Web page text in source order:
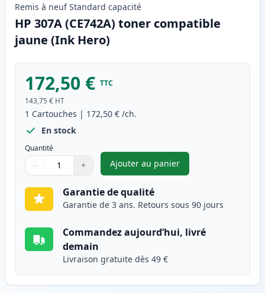
Remis à neuf Standard capacité
HP 307A (CE742A) toner compatible
jaune (Ink Hero)
172,50 € TTC
143,75 € HT
1 Cartouches | 172,50 € /ch.
En stock
Quantité
Quantité
Utilisez les boutons pour ajuster
− +
Quantité
Ajouter au panier
,HP 307A (CE742A) toner
Garantie de qualité
Garantie de 3 ans. Retours sous 90 jours
Commandez aujourd’hui, livré
demain
Livraison gratuite dès 49 €